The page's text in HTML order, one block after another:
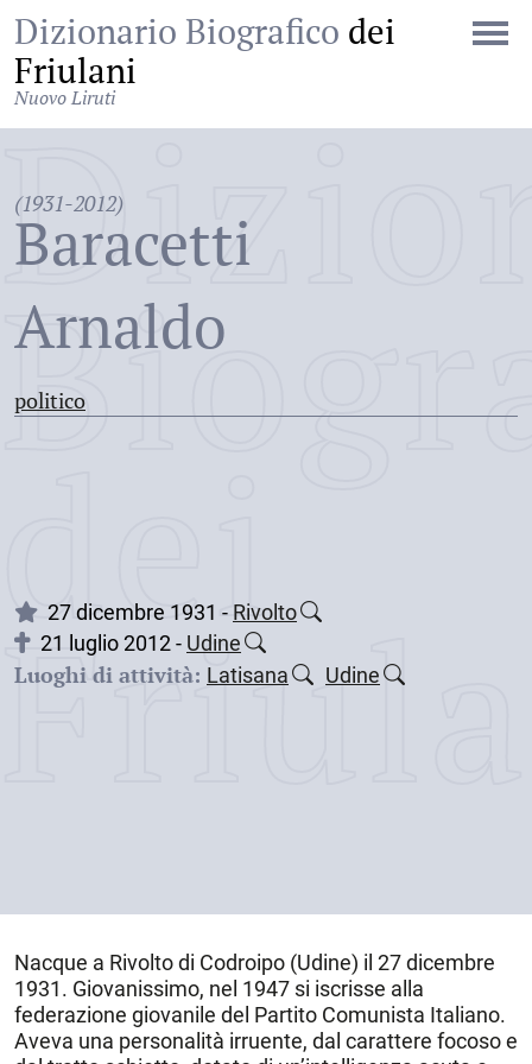
Dizionario Biografico dei
Friulani
Nuovo Liruti
(1931-2012)
Baracetti
Arnaldo
politico
dei
27 dicembre 1931 - Rivolto
21 luglio 2012 - Udine
Luoghi di attività: Latisana Udine
Nacque a Rivolto di Codroipo (Udine) il 27 dicembre
1931. Giovanissimo, nel 1947 si iscrisse alla
federazione giovanile del Partito Comunista Italiano.
Aveva una personalità irruente, dal carattere focoso e